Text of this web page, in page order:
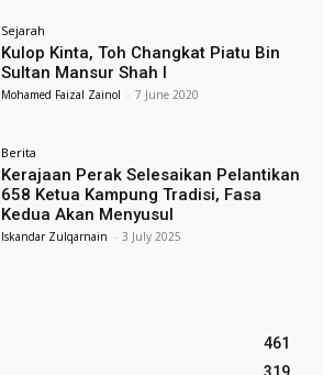
Sejarah
Kulop Kinta, Toh Changkat Piatu Bin
Sultan Mansur Shah I
Mohamed Faizal Zainol - 7 June 2020
Berita
Kerajaan Perak Selesaikan Pelantikan
658 Ketua Kampung Tradisi, Fasa
Kedua Akan Menyusul
Iskandar Zulqarnain - 3 July 2025
461